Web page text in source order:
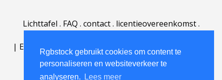
Rgbstock gebruikt cookies om content te
personaliseren en websiteverkeer te
analyseren.
Lees meer
Lichttafel . FAQ . contact. licentieovereenkomst.
| English | Deutsch Español | Português
Nederlands|